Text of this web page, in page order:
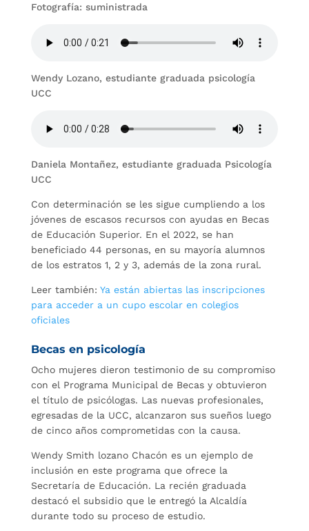
Fotografía: suministrada
Wendy Lozano, estudiante graduada psicología
UCC
Daniela Montañez, estudiante graduada Psicología
UCC
Con determinación se les sigue cumpliendo a los
jóvenes de escasos recursos con ayudas en Becas
de Educación Superior. En el 2022, se han
beneficiado 44 personas, en su mayoría alumnos
de los estratos 1, 2 y 3, además de la zona rural.
Leer también: Ya están abiertas las inscripciones
para acceder a un cupo escolar en colegios
oficiales
Becas en psicología
Ocho mujeres dieron testimonio de su compromiso
con el Programa Municipal de Becas y obtuvieron
el título de psicólogas. Las nuevas profesionales,
egresadas de la UCC, alcanzaron sus sueños luego
de cinco años comprometidas con la causa.
Wendy Smith lozano Chacón es un ejemplo de
inclusión en este programa que ofrece la
Secretaría de Educación. La recién graduada
destacó el subsidio que le entregó la Alcaldía
durante todo su proceso de estudio.